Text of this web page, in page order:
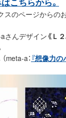
スのページからの
さんデザイン《Ｌ
meta-a：『想像力の